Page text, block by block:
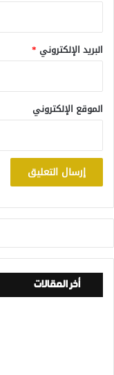
البريد الإلكتروني *
الموقع الإلكتروني
أخر المقالات